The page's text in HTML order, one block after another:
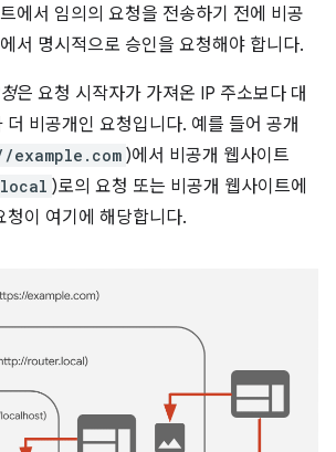
에서 임의의 요청을 전송하기 전에 비공
서 명시적으로 승인을 요청해야 합니다.
은 요청 시작자가 가져온 IP 주소보다 대
더 비공개인 요청입니다. 예를 들어 공개
)에서 비공개 웹사이트
)로의 요청 또는 비공개 웹사이트에
이 여기에 해당합니다.